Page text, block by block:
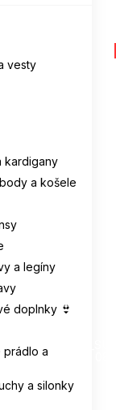
vesty
kardigany
a košele
a legíny
doplnky 👙
prádlo a
a silonky